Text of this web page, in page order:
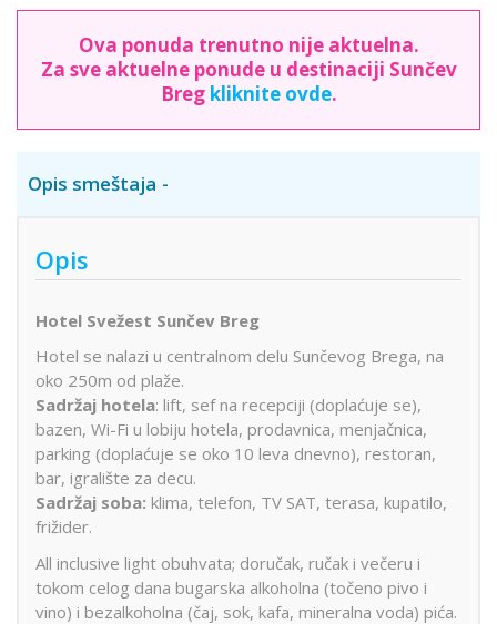
Ova ponuda trenutno nije aktuelna.
Za sve aktuelne ponude u destinaciji Sunčev
Breg kliknite ovde.
Opis smeštaja
Opis
Hotel Svežest Sunčev Breg
Hotel se nalazi u centralnom delu Sunčevog Brega, na
oko 250m od plaže.
Sadržaj hotela: lift, sef na recepciji (doplaćuje se),
bazen, Wi-Fi u lobiju hotela, prodavnica, menjačnica,
parking (doplaćuje se oko 10 leva dnevno), restoran,
bar, igralište za decu.
Sadržaj soba: klima, telefon, TV SAT, terasa, kupatilo,
frižider.
All inclusive light obuhvata; doručak, ručak i večeru i
tokom celog dana bugarska alkoholna (točeno pivo i
vino) i bezalkoholna (čaj, sok, kafa, mineralna voda) pića.